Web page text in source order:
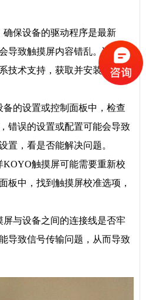
保设备的驱动程序是最新
导致触摸屏内容错乱。访问光
技术支持，获取并安装最新的
的设置或控制面板中，检查
错误的设置或配置可能会导致
置，看是否能解决问题。
触摸屏可能需要重新校
板中，找到触摸屏校准选项，
与设备之间的连接线是否牢
导致信号传输问题，从而导致